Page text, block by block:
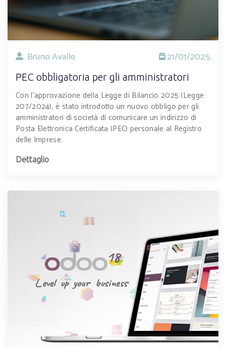
Bruno Avalle 21/01/2025
PEC obbligatoria per gli amministratori
Con l’approvazione della Legge di Bilancio 2025 (Legge
207/2024), è stato introdotto un nuovo obbligo per gli
amministratori di società di comunicare un indirizzo di
Posta Elettronica Certificata (PEC) personale al Registro
delle Imprese.
Dettaglio